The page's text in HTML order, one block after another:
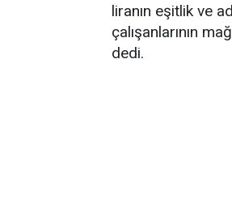
liranın eşitlik ve
çalışanlarının
dedi.